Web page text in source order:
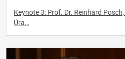
Keynote 3: Prof. Dr. Reinhard
Úra…